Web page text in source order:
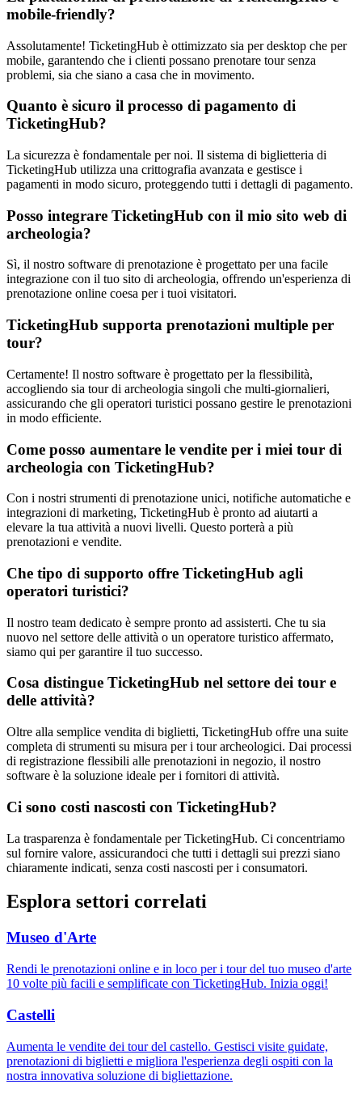
mobile-friendly?
Assolutamente! TicketingHub è ottimizzato sia per desktop che per
mobile, garantendo che i clienti possano prenotare tour senza
problemi, sia che siano a casa che in movimento.
Quanto è sicuro il processo di pagamento di
TicketingHub?
La sicurezza è fondamentale per noi. Il sistema di biglietteria di
TicketingHub utilizza una crittografia avanzata e gestisce i
pagamenti in modo sicuro, proteggendo tutti i dettagli di pagamento.
Posso integrare TicketingHub con il mio sito web di
archeologia?
Sì, il nostro software di prenotazione è progettato per una facile
integrazione con il tuo sito di archeologia, offrendo un'esperienza di
prenotazione online coesa per i tuoi visitatori.
TicketingHub supporta prenotazioni multiple per
tour?
Certamente! Il nostro software è progettato per la flessibilità,
accogliendo sia tour di archeologia singoli che multi-giornalieri,
assicurando che gli operatori turistici possano gestire le prenotazioni
in modo efficiente.
Come posso aumentare le vendite per i miei tour di
archeologia con TicketingHub?
Con i nostri strumenti di prenotazione unici, notifiche automatiche e
integrazioni di marketing, TicketingHub è pronto ad aiutarti a
elevare la tua attività a nuovi livelli. Questo porterà a più
prenotazioni e vendite.
Che tipo di supporto offre TicketingHub agli
operatori turistici?
Il nostro team dedicato è sempre pronto ad assisterti. Che tu sia
nuovo nel settore delle attività o un operatore turistico affermato,
siamo qui per garantire il tuo successo.
Cosa distingue TicketingHub nel settore dei tour e
delle attività?
Oltre alla semplice vendita di biglietti, TicketingHub offre una suite
completa di strumenti su misura per i tour archeologici. Dai processi
di registrazione flessibili alle prenotazioni in negozio, il nostro
software è la soluzione ideale per i fornitori di attività.
Ci sono costi nascosti con TicketingHub?
La trasparenza è fondamentale per TicketingHub. Ci concentriamo
sul fornire valore, assicurandoci che tutti i dettagli sui prezzi siano
chiaramente indicati, senza costi nascosti per i consumatori.
Esplora settori correlati
Museo d'Arte
Rendi le prenotazioni online e in loco per i tour del tuo museo d'arte
10 volte più facili e semplificate con TicketingHub. Inizia oggi!
Castelli
Aumenta le vendite dei tour del castello. Gestisci visite guidate,
prenotazioni di biglietti e migliora l'esperienza degli ospiti con la
nostra innovativa soluzione di bigliettazione.